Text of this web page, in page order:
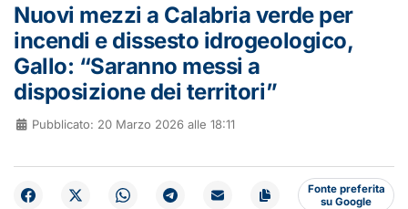
Nuovi mezzi a Calabria verde per
incendi e dissesto idrogeologico,
Gallo: “Saranno messi a
disposizione dei territori”
Pubblicato: 20 Marzo 2026 alle 18:11
Fonte preferita
su Google